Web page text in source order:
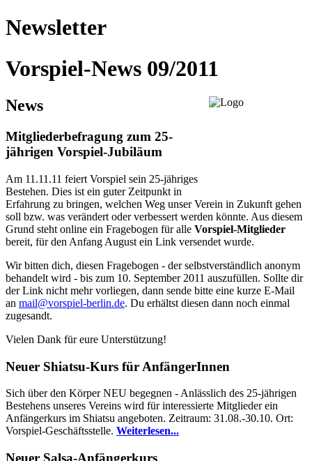
Newsletter
Vorspiel-News 09/2011
News
Mitgliederbefragung zum 25-
jährigen Vorspiel-Jubiläum
Am 11.11.11 feiert Vorspiel sein 25-jähriges
Bestehen. Dies ist ein guter Zeitpunkt in
Erfahrung zu bringen, welchen Weg unser Verein in Zukunft gehen
soll bzw. was verändert oder verbessert werden könnte. Aus diesem
Grund steht online ein Fragebogen für alle Vorspiel-Mitglieder
bereit, für den Anfang August ein Link versendet wurde.
Wir bitten dich, diesen Fragebogen - der selbstverständlich anonym
behandelt wird - bis zum 10. September 2011 auszufüllen. Sollte dir
der Link nicht mehr vorliegen, dann sende bitte eine kurze E-Mail
an mail@vorspiel-berlin.de. Du erhältst diesen dann noch einmal
zugesandt.
Vielen Dank für eure Unterstützung!
Neuer Shiatsu-Kurs für AnfängerInnen
Sich über den Körper NEU begegnen - Anlässlich des 25-jährigen
Bestehens unseres Vereins wird für interessierte Mitglieder ein
Anfängerkurs im Shiatsu angeboten. Zeitraum: 31.08.-30.10. Ort:
Vorspiel-Geschäftsstelle. Weiterlesen...
Neuer Salsa-Anfängerkurs